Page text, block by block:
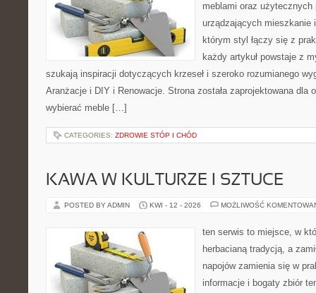
meblami oraz użytecznych
urządzających mieszkanie
którym styl łączy się z
każdy artykuł powstaje z
szukają inspiracji dotyczących krzeseł i szeroko rozumianego
Aranżacje i DIY i Renowacje. Strona została zaprojektowana dla
wybierać meble […]
CATEGORIES: ZDROWIE STÓP I CHÓD
KAWA W KULTURZE I SZTUCE
POSTED BY ADMIN KWI - 12 - 2026 MOŻLIWOŚĆ
ten serwis to miejsce, w
herbacianą tradycją, a
napojów zamienia się w
informacje i bogaty zbiór